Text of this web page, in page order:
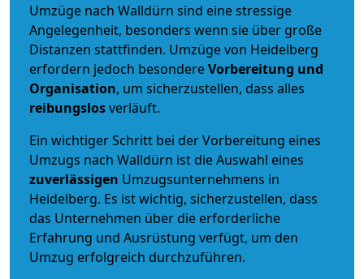
Umzüge nach Walldürn sind eine stressige
Angelegenheit, besonders wenn sie über große
Distanzen stattfinden. Umzüge von Heidelberg
erfordern jedoch besondereVorbereitung und
Organisation, um sicherzustellen, dass alles
reibungslosverläuft.
Ein wichtiger Schritt bei der Vorbereitung eines
Umzugs nach Walldürn ist die Auswahl eines
zuverlässigen Umzugsunternehmens in
Heidelberg. Es ist wichtig, sicherzustellen, dass
das Unternehmen über die erforderliche
Erfahrung und Ausrüstung verfügt, um den
Umzug erfolgreich durchzuführen.